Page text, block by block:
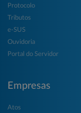
Protocolo
Tributos
e-SUS
Ouvidoria
Portal do Servidor
Empresas
Atos